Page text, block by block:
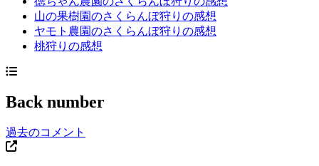
山の果樹園のさくらんぼ狩りの感想
ヤモト農園のさくらんぼ狩りの感想
桃狩りの感想
Back number
過去のコメント